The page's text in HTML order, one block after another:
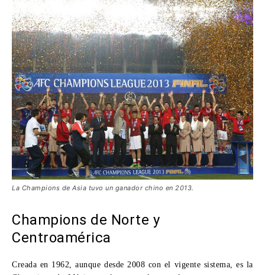
La Champions de Asia tuvo un ganador chino en 2013.
Champions de Norte y
Centroamérica
Creada en 1962, aunque desde 2008 con el vigente sistema, es la